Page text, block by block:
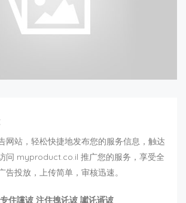
网站，轻松快捷地发布您的服务信息，触达
问 myproduct.co.il 推广您的服务，享受全
告投放，上传简单，审核迅速。
住讜诐 注住拽讬诐 讞讬谞诐